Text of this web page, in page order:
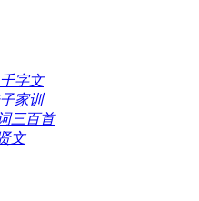
千字文
家训
三百首
文